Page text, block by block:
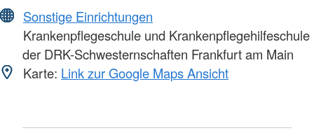
Sonstige Einrichtungen
Krankenpflegeschule und Krankenpflegehilfeschule
der DRK-Schwesternschaften Frankfurt am Main
Karte: Link zur Google Maps Ansicht